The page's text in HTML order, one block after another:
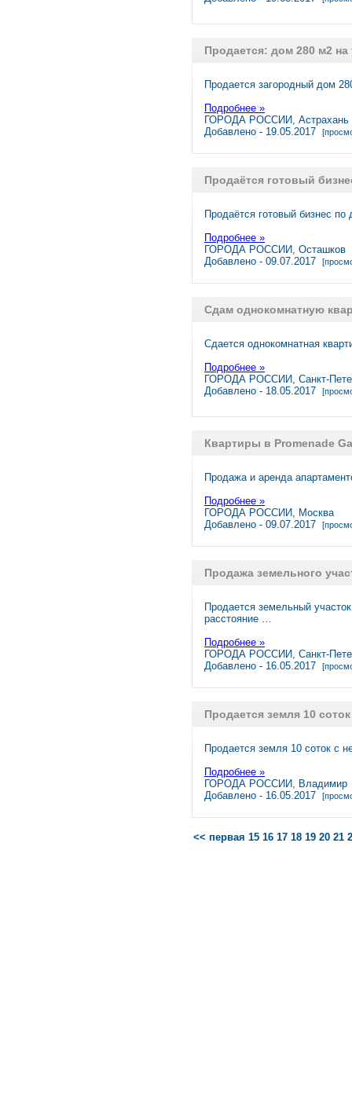
Продается: дом 280 м2 на
Продается загородный дом
Подробнее »
ГОРОДА РОССИИ, Астрахань
Добавлено - 19.05.2017
Продаётся готовый
Продаётся готовый бизнес
Подробнее »
ГОРОДА РОССИИ, Осташков
Добавлено - 09.07.2017
Сдам однокомнатную
Сдается однокомнатная
Подробнее »
ГОРОДА РОССИИ, Санкт-
Добавлено - 18.05.2017
Квартиры в Promenade
Продажа и аренда
Подробнее »
ГОРОДА РОССИИ, Москва
Добавлено - 09.07.2017
Продажа земельного
Продается земельный
расстояние …
Подробнее »
ГОРОДА РОССИИ, Санкт-
Добавлено - 16.05.2017
Продается земля 10
Продается земля 10 соток с
Подробнее »
ГОРОДА РОССИИ, Владимир
Добавлено - 16.05.2017
<< первая 15 16 17 18 19 20 21